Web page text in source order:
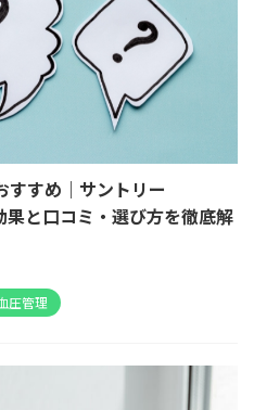
すすめ｜サントリー
果と口コミ・選び方を徹底解
圧管理